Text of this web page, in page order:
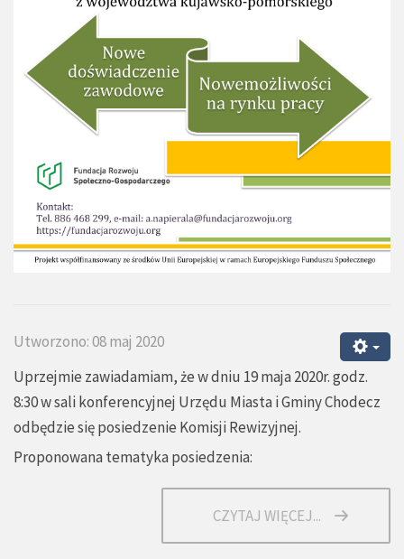
Utworzono: 08 maj 2020
Uprzejmie zawiadamiam, że w dniu 19 maja 2020r. godz.
8:30 w sali konferencyjnej Urzędu Miasta i Gminy Chodecz
odbędzie się posiedzenie Komisji Rewizyjnej.
Proponowana tematyka posiedzenia:
CZYTAJ WIĘCEJ...